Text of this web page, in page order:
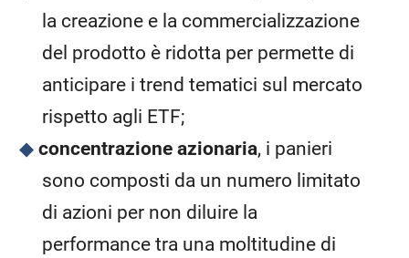
la creazione e la commercializzazione
del prodotto è ridotta per permette di
anticipare i trend tematici sul mercato
rispetto agli ETF;
concentrazione azionaria, i panieri
sono composti da un numero limitato
di azioni per non diluire la
performance tra una moltitudine di